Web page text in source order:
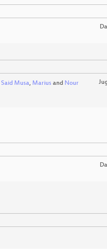
Said Musa, Marius and Nour